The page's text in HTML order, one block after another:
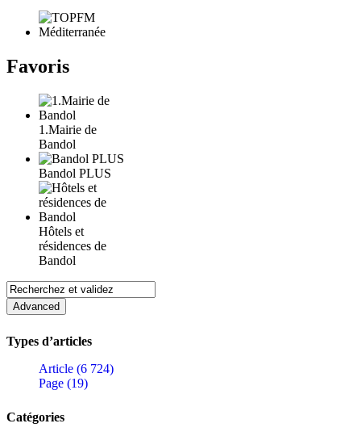
Favoris
1.Mairie de
Bandol
Bandol PLUS
Hôtels et
résidences de
Bandol
Types d’articles
Article (6 724)
Page (19)
Catégories